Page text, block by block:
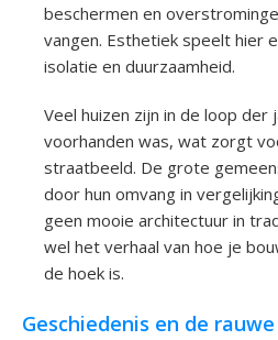
beschermen en
vangen. Esthetiek speelt hier
isolatie en duurzaamheid.
Veel huizen zijn in de loop
voorhanden was, wat zorgt
straatbeeld. De grote
door hun omvang in
geen mooie architectuur in
wel het verhaal van hoe je
de hoek is.
Geschiedenis en de